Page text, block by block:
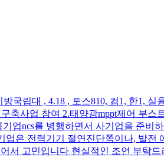
립대 , 4.18 , 토스810, 컴1, 한1,
사업 참여 2.태양광mppt제어 부
업ncs를 병행하면서 사기업을 준비
은 전력기기 절연진단쪽이나, 발전
서 고민입니다 현실적인 조언 부탁